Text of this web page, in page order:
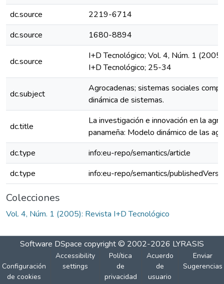
dc.source
2219-6714
dc.source
1680-8894
dc.source
I+D Tecnológico; Vol. 4, Núm. 1
I+D Tecnológico; 25-34
dc.subject
Agrocadenas; sistemas sociales
dinámica de sistemas.
dc.title
La investigación e innovación en la
panameña: Modelo dinámico de las
dc.type
info:eu-repo/semantics/article
dc.type
info:eu-repo/semantics/
Colecciones
Vol. 4, Núm. 1 (2005): Revista I+D Tecnológico
Software DSpace copyright © 2002-2026 LYRASIS
Configuración
de cookies
Accessibility
settings
Política
de
privacidad
Acuerdo
de
usuario
Enviar
Sugerencias